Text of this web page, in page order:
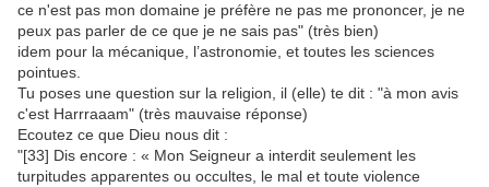
ce n'est pas mon domaine je préfère ne pas me prononcer, je ne
peux pas parler de ce que je ne sais pas" (très bien)
idem pour la mécanique, l’astronomie, et toutes les sciences
pointues.
Tu poses une question sur la religion, il (elle) te dit : "à mon avis
c'est Harrraaam" (très mauvaise réponse)
Ecoutez ce que Dieu nous dit :
"[33] Dis encore : « Mon Seigneur a interdit seulement les
turpitudes apparentes ou occultes, le mal et toute violence